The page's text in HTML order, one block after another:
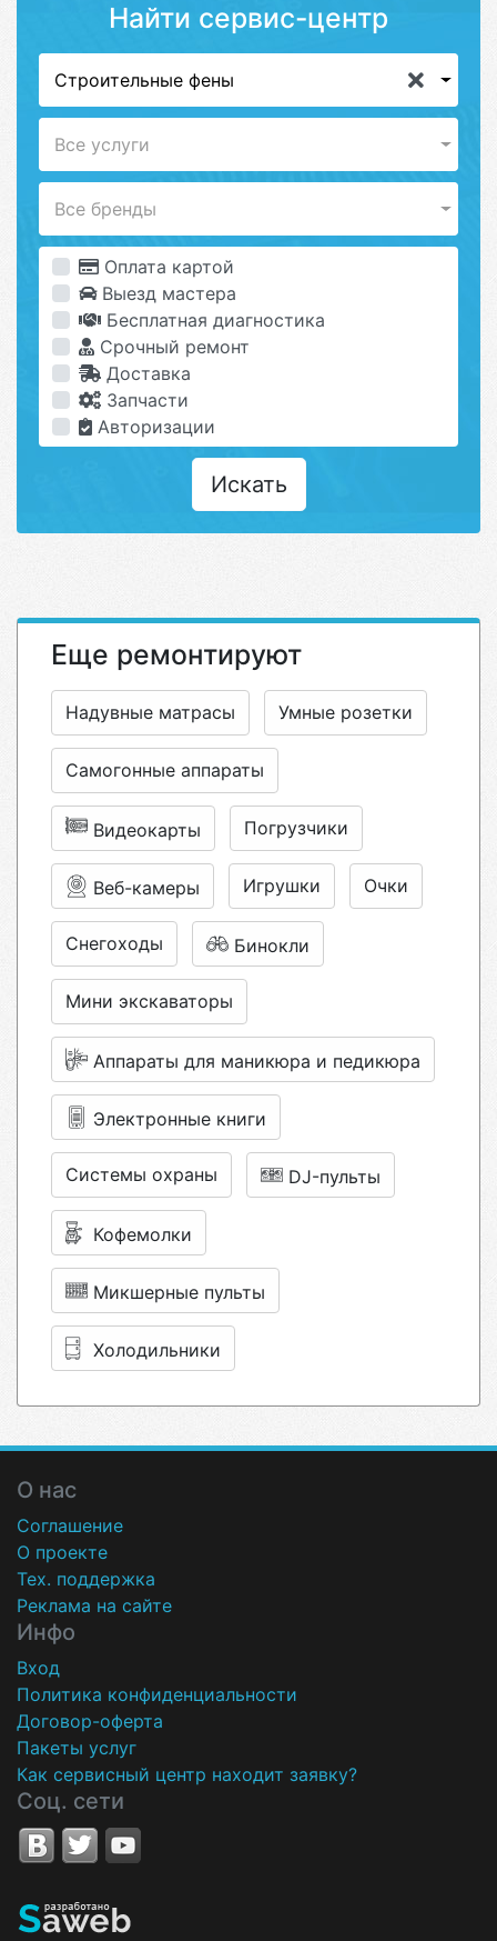
Найти сервис-центр
Строительные фены
Все услуги
Все бренды
Оплата картой
Выезд мастера
Бесплатная диагностика
Срочный ремонт
Доставка
Запчасти
Авторизации
Искать
Еще ремонтируют
Надувные матрасы Умные розетки
Самогонные аппараты
Видеокарты Погрузчики
Веб-камеры Игрушки Очки
Снегоходы Бинокли
Мини экскаваторы
Аппараты для маникюра и педикюра
Электронные книги
Системы охраны DJ-пульты
Кофемолки
Микшерные пульты
Холодильники
О нас
Соглашение
О проекте
Тех. поддержка
Реклама на сайте
Инфо
Вход
Политика конфиденциальности
Договор-оферта
Пакеты услуг
Как сервисный центр находит заявку?
Соц. сети